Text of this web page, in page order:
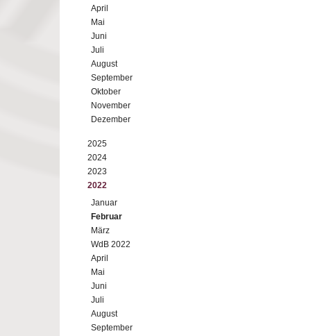
April
Mai
Juni
Juli
August
September
Oktober
November
Dezember
2025
2024
2023
2022
Januar
Februar
März
WdB 2022
April
Mai
Juni
Juli
August
September